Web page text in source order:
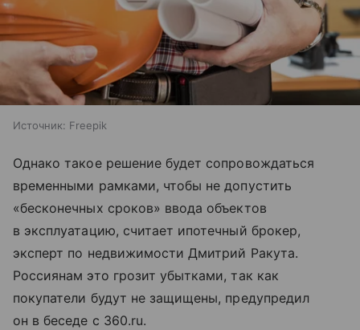
Источник: Freepik
Однако такое решение будет сопровождаться
временными рамками, чтобы не допустить
«бесконечных сроков» ввода объектов
в эксплуатацию, считает ипотечный брокер,
эксперт по недвижимости Дмитрий Ракута.
Россиянам это грозит убытками, так как
покупатели будут не защищены, предупредил
он в беседе с 360.ru.